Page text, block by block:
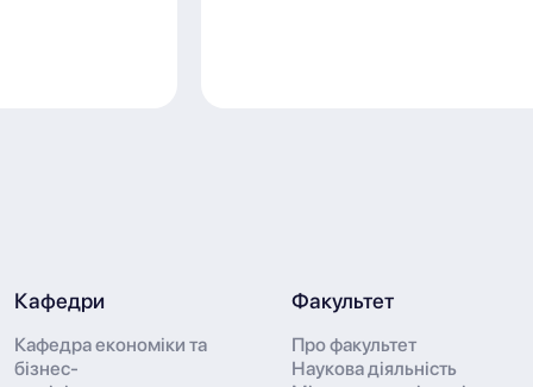
Кафедри
Кафедра економіки та
бізнес-
Факультет
Про факультет
Наукова діяльність